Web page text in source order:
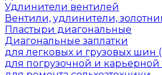
Удлинители вентилей
Вентили, удлинители,
Пластыри диагональные
Диагональные заплатки
для легковых и грузовых шин
для погрузочной и карьерной